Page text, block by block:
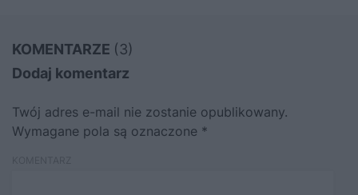
KOMENTARZE (3)
Dodaj komentarz
Twój adres e-mail nie zostanie opublikowany.
Wymagane pola są oznaczone *